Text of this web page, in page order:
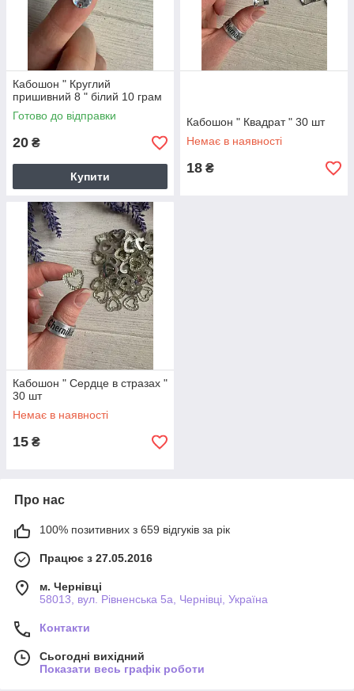
Кабошон " Круглий
пришивний 8 " білий 10 грам
Готово до відправки
20 ₴
Купити
Кабошон " Квадрат " 30 шт
Немає в наявності
18 ₴
Кабошон " Сердце в стразах "
30 шт
Немає в наявності
15 ₴
Про нас
100% позитивних з 659 відгуків за рік
Працює з 27.05.2016
м. Чернівці
58013, вул. Рівненська 5а, Чернівці, Україна
Контакти
Сьогодні вихідний
Показати весь графік роботи